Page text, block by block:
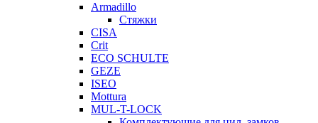
Armadillo
Стяжки
CISA
Crit
ECO SCHULTE
GEZE
ISEO
Mottura
MUL-T-LOCK